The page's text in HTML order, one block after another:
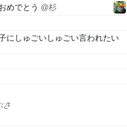
めでとう @杉
にしゅごいしゅごい言われたい
さ